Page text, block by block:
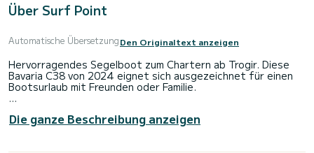
Über Surf Point
Automatische ÜbersetzungDen Originaltext anzeigen
Hervorragendes Segelboot zum Chartern ab Trogir. Diese
Bavaria C38 von 2024 eignet sich ausgezeichnet für einen
Bootsurlaub mit Freunden oder Familie.
Kapazität von 8 Personen. Mit einer Gesamtlänge von 11
Metern wird es Ihr perfekter Begleiter sein, um einen
Die ganze Beschreibung anzeigen